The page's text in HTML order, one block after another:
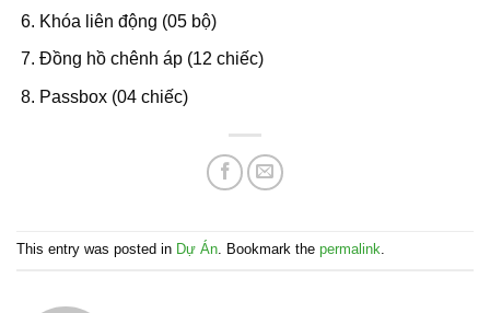
Khóa liên động (05 bộ)
Đồng hồ chênh áp (12 chiếc)
Passbox (04 chiếc)
This entry was posted in Dự Án. Bookmark the permalink.